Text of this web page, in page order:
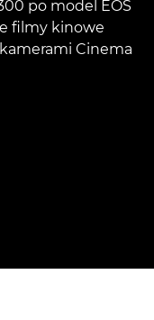
po model EOS
filmy kinowe
Cinema